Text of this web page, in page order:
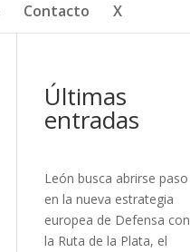
Contacto X
Últimas
entradas
León busca abrirse paso
en la nueva estrategia
europea de Defensa con
la Ruta de la Plata, el